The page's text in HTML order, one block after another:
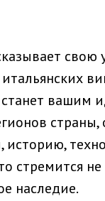
вашим
страны,
стремится не
наследие.